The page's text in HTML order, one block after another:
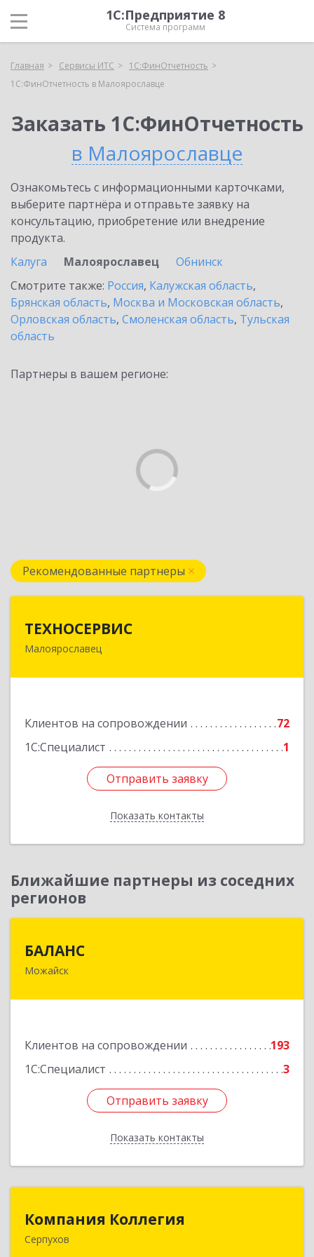
1С:Предприятие 8
Система программ
Главная Сервисы ИТС
1С:ФинОтчетность
1С:ФинОтчетность в Малоярославце
Заказать 1С:ФинОтчетность
в Малоярославце
Ознакомьтесь с информационными карточками,
выберите партнёра и отправьте заявку на
консультацию, приобретение или внедрение
продукта.
Калуга
Малоярославец
Обнинск
Смотрите также: Россия, Калужская область,
Брянская область, Москва и Московская область,
Орловская область, Смоленская область, Тульская
область
Партнеры в вашем регионе:
Рекомендованные партнеры
ТЕХНОСЕРВИС
Малоярославец
Клиентов на сопровождении
72
1С:Специалист
1
Отправить заявку
Показать контакты
249094, Калужская обл, Малоярославецкий р-н,
Отправить заявку
Назад
Ближайшие партнеры из соседних
регионов
БАЛАНС
Можайск
Клиентов на сопровождении
193
1С:Специалист
3
Отправить заявку
Показать контакты
143200, Московская обл, Можайский р-н,
Подробнее
Отправить заявку
Назад
Компания Коллегия
Серпухов
142211, Московская обл, Серпухов г, Оборонная